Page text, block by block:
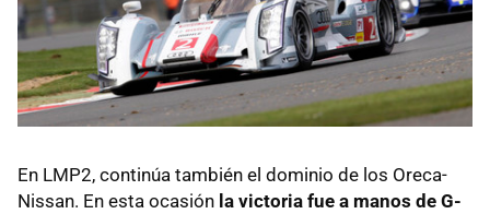
En LMP2, continúa también el dominio de los Oreca-
Nissan. En esta ocasión la victoria fue a manos de G-